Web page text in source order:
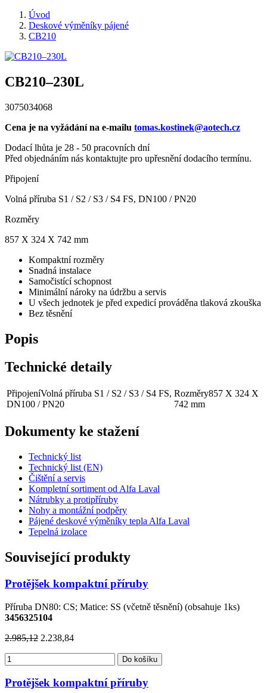
Úvod
Deskové výměníky pájené
CB210
CB210–230L
3075034068
Cena je na vyžádání na e-mailu tomas.kostinek@aotech.cz
Dodací lhůta je 28 - 50 pracovních dní
Před objednáním nás kontaktujte pro upřesnění dodacího termínu.
Připojení
Volná příruba S1 / S2 / S3 / S4 FS, DN100 / PN20
Rozměry
857 X 324 X 742 mm
Kompaktní rozměry
Snadná instalace
Samočistící schopnost
Minimální nároky na údržbu a servis
U všech jednotek je před expedicí prováděna tlaková zkouška
Bez těsnění
Popis
Technické detaily
PřipojeníVolná příruba S1 / S2 / S3 / S4 FS,
DN100 / PN20
Rozměry857 X 324 X
742 mm
Dokumenty ke stažení
Technický list
Technický list (EN)
Čištění a servis
Kompletní sortiment od Alfa Laval
Nátrubky a protipříruby
Nohy a montážní podpěry
Pájené deskové výměníky tepla Alfa Laval
Tepelná izolace
Související produkty
Protějšek kompaktní příruby
Příruba DN80: CS; Matice: SS (včetně těsnění) (obsahuje 1ks)
3456325104
2.985,12 2.238,84
Do košíku
Protějšek kompaktní příruby